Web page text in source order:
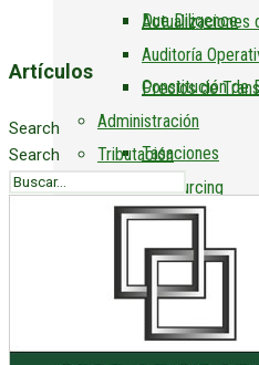
Due Diligence
Constitución de
Tasaciones
CLIENTES
CONSULTAS
Auditoría
Administración
Outsourcing
Due Diligence
Actualizaciones
Precios de
Tributación
Declaración
PLAME
Auditoría
Artículos
Search
Search